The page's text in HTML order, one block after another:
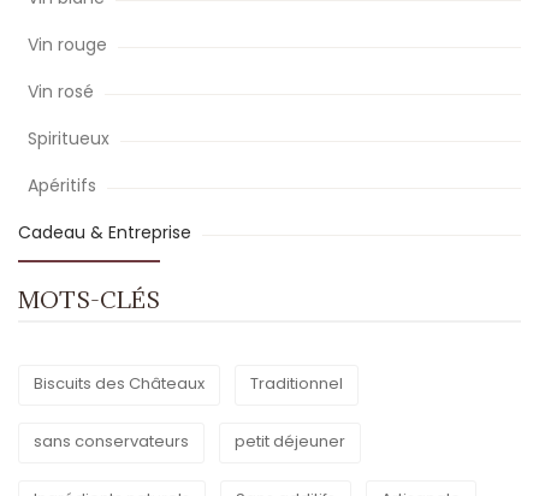
Vin rouge
Vin rosé
Spiritueux
Apéritifs
Cadeau & Entreprise
MOTS-CLÉS
Biscuits des Châteaux Traditionnel
sans conservateurs petit déjeuner